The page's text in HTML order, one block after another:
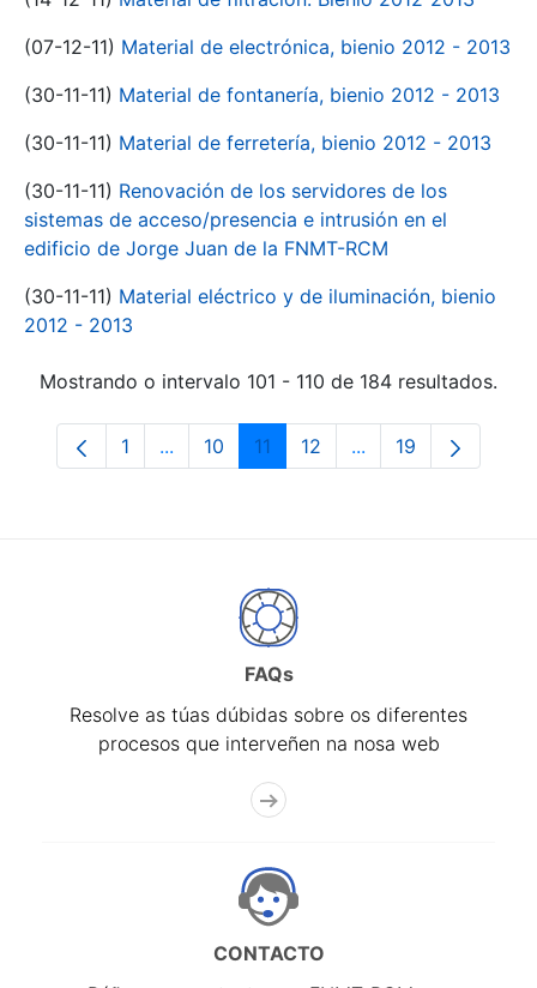
(07-12-11) Material de electrónica, bienio 2012 - 2013
(30-11-11) Material de fontanería, bienio 2012 - 2013
(30-11-11) Material de ferretería, bienio 2012 - 2013
(30-11-11) Renovación de los servidores de los
sistemas de acceso/presencia e intrusión en el
edificio de Jorge Juan de la FNMT-RCM
(30-11-11) Material eléctrico y de iluminación, bienio
2012 - 2013
Mostrando o intervalo 101 - 110 de 184 resultados.
Páxina
1 ...Páxinas intermedias Use pestaña para
Páxina
10 Páxina
11 Páxina
12 ...PáxinasPáxina
19
FAQs
Resolve as túas dúbidas sobre os diferentes
procesos que interveñen na nosa web
CONTACTO